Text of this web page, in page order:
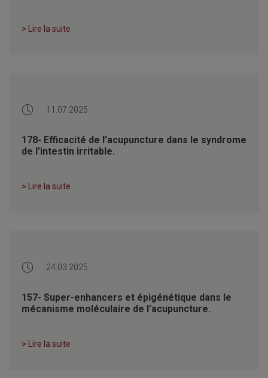
> Lire la suite
11.07.2025
178- Efficacité de l’acupuncture dans le syndrome
de l’intestin irritable.
> Lire la suite
24.03.2025
157- Super-enhancers et épigénétique dans le
mécanisme moléculaire de l’acupuncture.
> Lire la suite